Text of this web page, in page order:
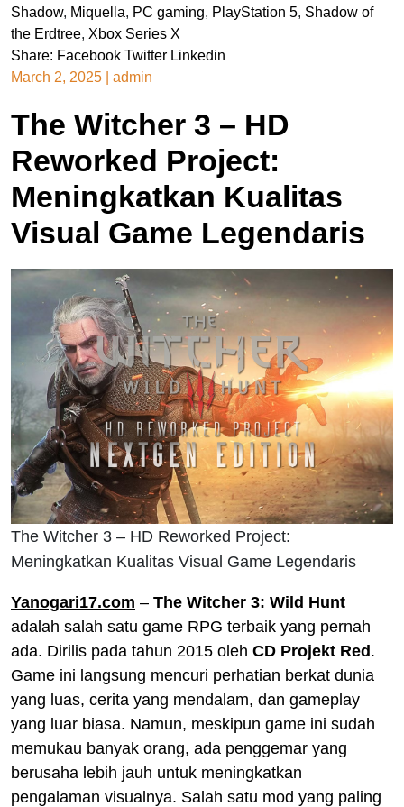
Shadow, Miquella, PC gaming, PlayStation 5, Shadow of
the Erdtree, Xbox Series X
Share: Facebook Twitter Linkedin
March 2, 2025
admin
The Witcher 3 – HD
Reworked Project:
Meningkatkan Kualitas
Visual Game Legendaris
The Witcher 3 – HD Reworked Project:
Meningkatkan Kualitas Visual Game Legendaris
Yanogari17.com – The Witcher 3: Wild Hunt
adalah salah satu game RPG terbaik yang pernah
ada. Dirilis pada tahun 2015 oleh CD Projekt Red.
Game ini langsung mencuri perhatian berkat dunia
yang luas, cerita yang mendalam, dan gameplay
yang luar biasa. Namun, meskipun game ini sudah
memukau banyak orang, ada penggemar yang
berusaha lebih jauh untuk meningkatkan
pengalaman visualnya. Salah satu mod yang paling